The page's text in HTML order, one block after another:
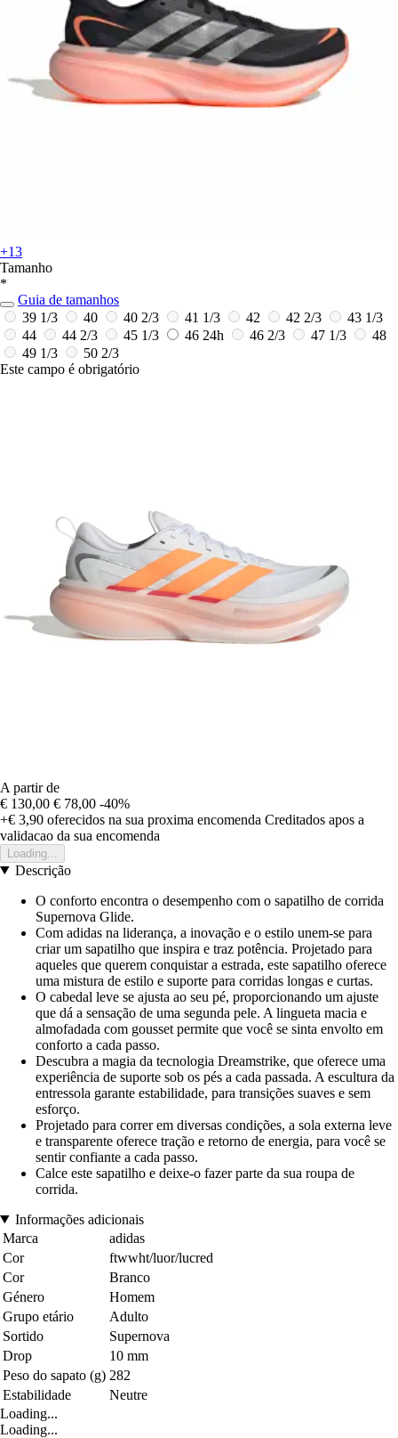
+13
Tamanho
*
Guia de tamanhos
39 1/3
40 40 2/3 41 1/3 42 42 2/3
43 1/3
44
44 2/3 45 1/3 46 24h 46 2/3 47 1/3
48
49 1/3
50 2/3
Este campo é obrigatório
A partir de
€ 130,00 € 78,00 -40%
+€ 3,90 oferecidos na sua proxima encomenda Creditados apos a
validacao da sua encomenda
Loading...
Descrição
O conforto encontra o desempenho com o sapatilho de corrida
Supernova Glide.
Com adidas na liderança, a inovação e o estilo unem-se para
criar um sapatilho que inspira e traz potência. Projetado para
aqueles que querem conquistar a estrada, este sapatilho oferece
uma mistura de estilo e suporte para corridas longas e curtas.
O cabedal leve se ajusta ao seu pé, proporcionando um ajuste
que dá a sensação de uma segunda pele. A lingueta macia e
almofadada com gousset permite que você se sinta envolto em
conforto a cada passo.
Descubra a magia da tecnologia Dreamstrike, que oferece uma
experiência de suporte sob os pés a cada passada. A escultura da
entressola garante estabilidade, para transições suaves e sem
esforço.
Projetado para correr em diversas condições, a sola externa leve
e transparente oferece tração e retorno de energia, para você se
sentir confiante a cada passo.
Calce este sapatilho e deixe-o fazer parte da sua roupa de
corrida.
Informações adicionais
Marca
adidas
Cor
ftwwht/luor/lucred
Cor
Branco
Género
Homem
Grupo etário
Adulto
Sortido
Supernova
Drop
10 mm
Peso do sapato (g) 282
Estabilidade
Neutre
Loading...
Loading...